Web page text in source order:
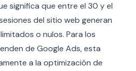
significa que entre el 30 y el
del sitio web generan
o nulos. Para los
de Google Ads, esta
a la optimización de